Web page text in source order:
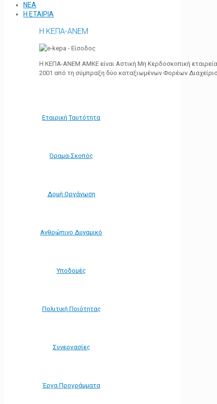
ΝΕΑ
Η ΕΤΑΙΡΙΑ
Η ΚΕΠΑ-ΑΝΕΜ
Η ΚΕΠΑ-ΑΝΕΜ ΑΜΚΕ είναι Αστική Μη Κερδοσκοπική
2001 από τη σύμπραξη δύο καταξιωμένων Φορέων
Εταιρική Ταυτότητα
Όραμα-Σκοπός
Δομή Οργάνωση
Ανθρώπινο Δυναμικό
Υποδομές
Πολιτική Ποιότητας
Συνεργασίες
Έργα Προγράμματα